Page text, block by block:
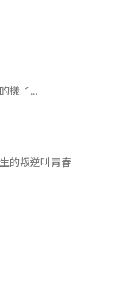
樣子...
的叛逆叫青春